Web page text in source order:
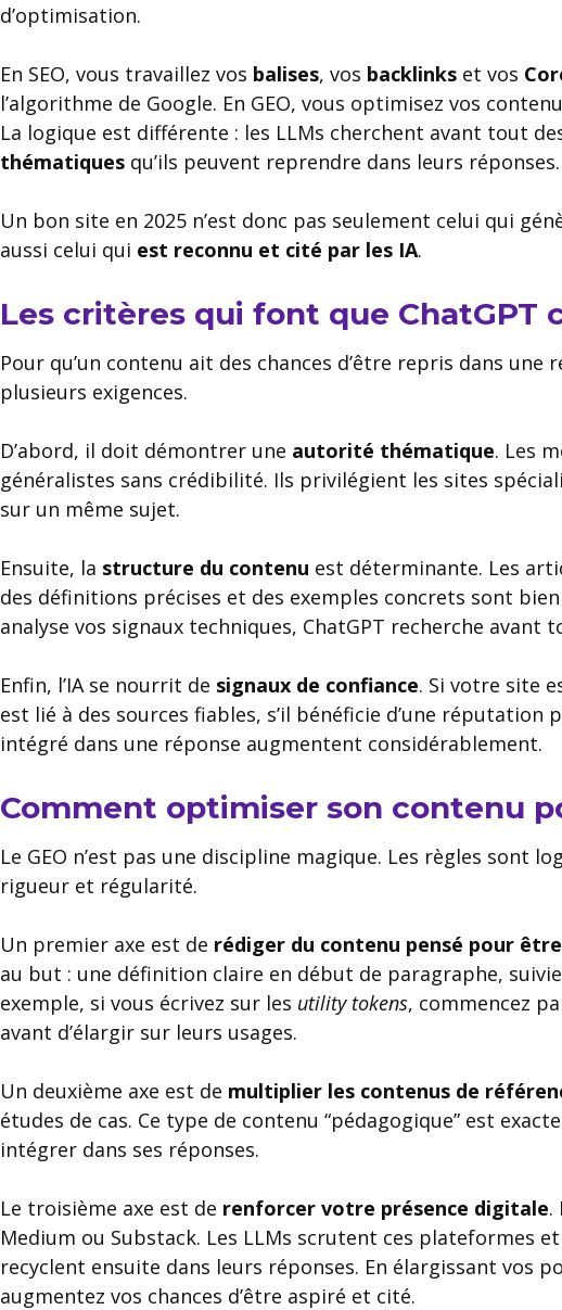
d’optimisation.
En SEO, vous travaillez vos balises, vos backlinks et vos
l’algorithme de Google. En GEO, vous optimisez vos
La logique est différente : les LLMs cherchent avant tout
thématiques qu’ils peuvent reprendre dans leurs réponses.
Un bon site en 2025 n’est donc pas seulement celui qui
aussi celui qui est reconnu et cité par les IA.
Les critères qui font que ChatGPT
Pour qu’un contenu ait des chances d’être repris dans une
plusieurs exigences.
D’abord, il doit démontrer une autorité thématique. Les
généralistes sans crédibilité. Ils privilégient les sites
sur un même sujet.
Ensuite, la structure du contenu est déterminante. Les
des définitions précises et des exemples concrets sont
analyse vos signaux techniques, ChatGPT recherche avant
Enfin, l’IA se nourrit de signaux de confiance. Si votre site
est lié à des sources fiables, s’il bénéficie d’une réputation
intégré dans une réponse augmentent considérablement.
Comment optimiser son contenu
Le GEO n’est pas une discipline magique. Les règles sont
rigueur et régularité.
Un premier axe est de rédiger du contenu pensé pour
au but : une définition claire en début de paragraphe,
exemple, si vous écrivez sur les utility tokens, commencez
avant d’élargir sur leurs usages.
Un deuxième axe est de multiplier les contenus de
études de cas. Ce type de contenu “pédagogique” est
intégrer dans ses réponses.
Le troisième axe est de renforcer votre présence digitale.
Medium ou Substack. Les LLMs scrutent ces plateformes
recyclent ensuite dans leurs réponses. En élargissant vos
augmentez vos chances d’être aspiré et cité.